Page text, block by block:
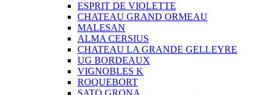
ESPRIT DE VIOLETTE
CHATEAU GRAND ORMEAU
MALESAN
ALMA CERSIUS
CHATEAU LA GRANDE GELLEYRE
UG BORDEAUX
VIGNOBLES K
ROQUEBORT
SATO GRONA